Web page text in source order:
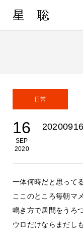
星 聡
日常
16
SEP
2020
一体何時だと思って
ここのところ毎朝マ
鳴き方で居間をうろ
ウロだけならまだし